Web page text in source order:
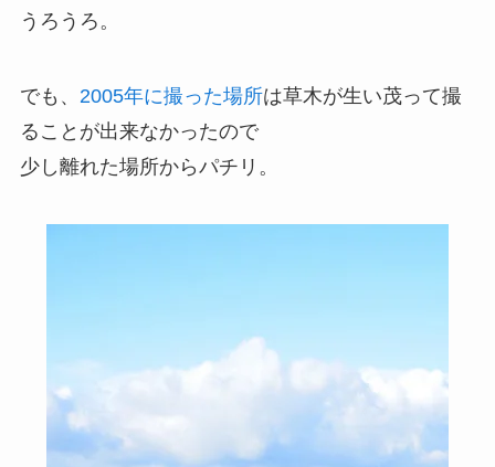
うろうろ。
でも、 2005年に撮った場所は草木が生い茂って撮
ることが出来なかったので
少し離れた場所からパチリ。